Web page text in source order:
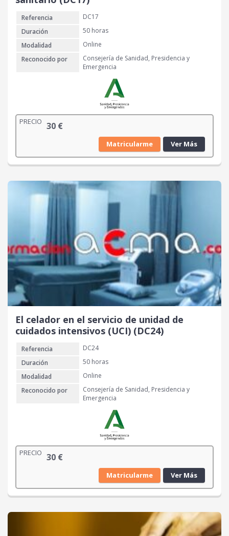
Referencia
DC17
Duración
50 horas
Modalidad
Online
Reconocido por
Consejería de Sanidad, Presidencia y
Emergencia
PRECIO 30 €
Matricularme Ver Más
El celador en el servicio de unidad de
cuidados intensivos (UCI) (DC24)
Referencia
DC24
Duración
50 horas
Modalidad
Online
Reconocido por
Consejería de Sanidad, Presidencia y
Emergencia
PRECIO 30 €
Matricularme Ver Más